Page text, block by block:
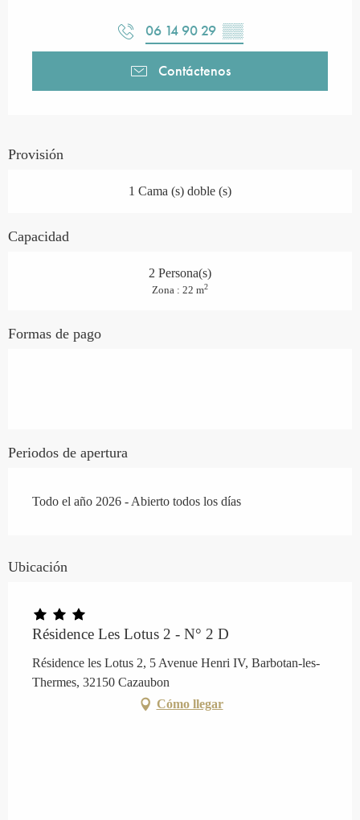
06 14 90 29 ▒▒
Contáctenos
Provisión
1 Cama (s) doble (s)
Capacidad
2 Persona(s)
Zona : 22 m2
Formas de pago
Periodos de apertura
Todo el año 2026 - Abierto todos los días
Ubicación
Résidence Les Lotus 2 - N° 2 D
Résidence les Lotus 2, 5 Avenue Henri IV, Barbotan-les-
Thermes, 32150 Cazaubon
Cómo llegar